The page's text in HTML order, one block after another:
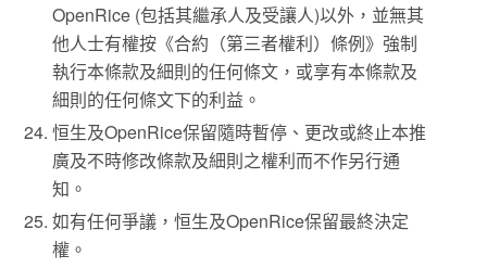
OpenRice (包括其繼承人及受讓人)以外，並無其
他人士有權按《合約（第三者權利）條例》強制
執行本條款及細則的任何條文，或享有本條款及
細則的任何條文下的利益。
恒生及OpenRice保留隨時暫停、更改或終止本推
廣及不時修改條款及細則之權利而不作另行通
知。
如有任何爭議，恒生及OpenRice保留最終決定
權。